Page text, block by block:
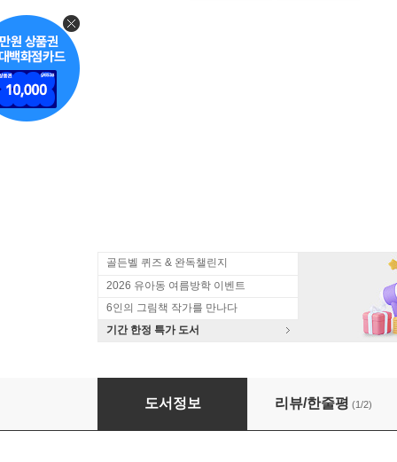
골든벨 퀴즈 & 완독챌린지
2026 유아동 여름방학 이벤트
6인의 그림책 작가를 만나다
기간 한정 특가 도서
날아라 테니스공
도서정보 리뷰/한줄평 (1/2)